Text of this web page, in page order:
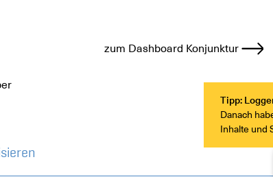
zum Dashboard Konjunktur
Tipp:
Danach
Inhalte und